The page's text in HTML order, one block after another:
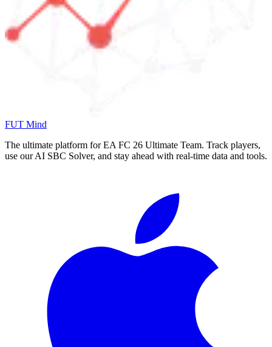
FUT Mind
The ultimate platform for EA FC 26 Ultimate Team. Track players,
use our AI SBC Solver, and stay ahead with real-time data and tools.